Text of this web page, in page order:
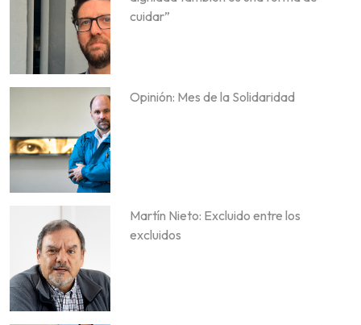
cuidar”
Opinión: Mes de la Solidaridad
Martín Nieto: Excluido entre los
excluidos